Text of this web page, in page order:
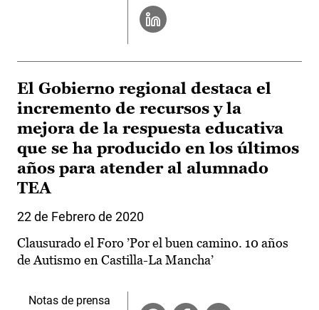
El Gobierno regional destaca el
incremento de recursos y la
mejora de la respuesta educativa
que se ha producido en los últimos
años para atender al alumnado
TEA
22 de Febrero de 2020
Clausurado el Foro ’Por el buen camino. 10 años
de Autismo en Castilla-La Mancha’
Notas de prensa